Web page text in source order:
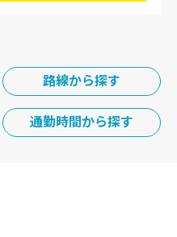
路線から探す
通勤時間から探す